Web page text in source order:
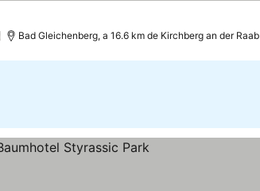
Bad Gleichenberg, a 16.6 km de Kirchberg an der Raab